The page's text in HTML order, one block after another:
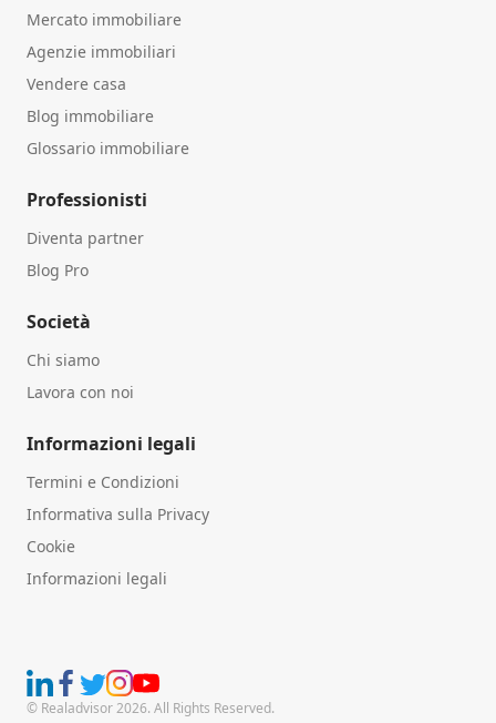
Mercato immobiliare
Agenzie immobiliari
Vendere casa
Blog immobiliare
Glossario immobiliare
Professionisti
Diventa partner
Blog Pro
Società
Chi siamo
Lavora con noi
Informazioni legali
Termini e Condizioni
Informativa sulla Privacy
Cookie
Informazioni legali
© Realadvisor 2026. All Rights Reserved.